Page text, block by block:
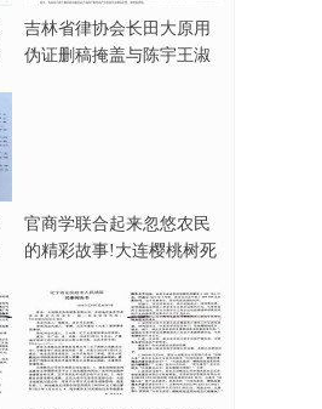
吉林省律协会长田大原用
伪证删稿掩盖与陈宇王淑
官商学联合起来忽悠农民
的精彩故事!大连樱桃树死